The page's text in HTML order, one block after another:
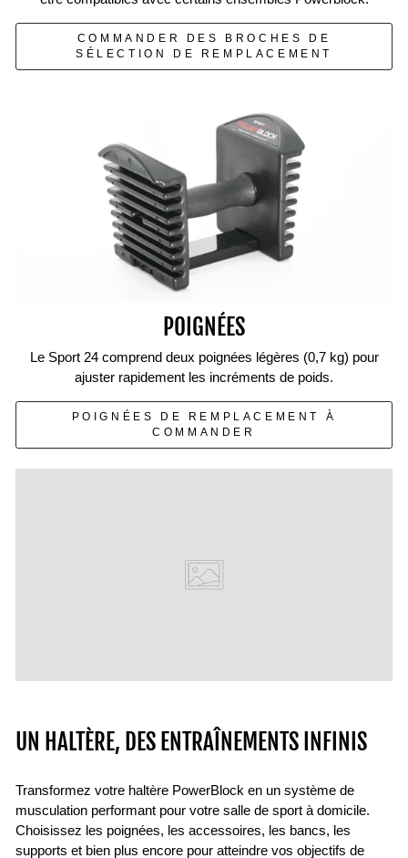
COMMANDER DES BROCHES DE
SÉLECTION DE REMPLACEMENT
POIGNÉES
Le Sport 24 comprend deux poignées légères (0,7 kg) pour
ajuster rapidement les incréments de poids.
POIGNÉES DE REMPLACEMENT À
COMMANDER
UN HALTÈRE, DES ENTRAÎNEMENTS INFINIS
Transformez votre haltère PowerBlock en un système de
musculation performant pour votre salle de sport à domicile.
Choisissez les poignées, les accessoires, les bancs, les
supports et bien plus encore pour atteindre vos objectifs de